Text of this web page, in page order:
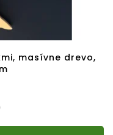
masívne drevo,